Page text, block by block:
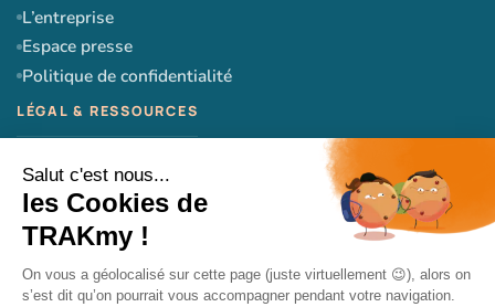
L’entreprise
Espace presse
Politique de confidentialité
CGU
CGV
Mentions légales